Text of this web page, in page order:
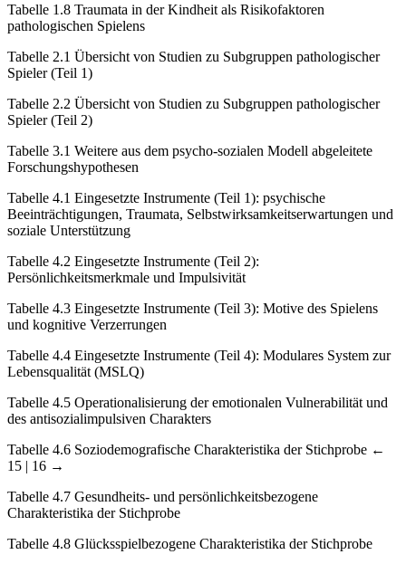
Tabelle 1.8 Traumata in der Kindheit als Risikofaktoren
pathologischen Spielens
Tabelle 2.1 Übersicht von Studien zu Subgruppen pathologischer
Spieler (Teil 1)
Tabelle 2.2 Übersicht von Studien zu Subgruppen pathologischer
Spieler (Teil 2)
Tabelle 3.1 Weitere aus dem psycho-sozialen Modell abgeleitete
Forschungshypothesen
Tabelle 4.1 Eingesetzte Instrumente (Teil 1): psychische
Beeinträchtigungen, Traumata, Selbstwirksamkeitserwartungen und
soziale Unterstützung
Tabelle 4.2 Eingesetzte Instrumente (Teil 2):
Persönlichkeitsmerkmale und Impulsivität
Tabelle 4.3 Eingesetzte Instrumente (Teil 3): Motive des Spielens
und kognitive Verzerrungen
Tabelle 4.4 Eingesetzte Instrumente (Teil 4): Modulares System zur
Lebensqualität (MSLQ)
Tabelle 4.5 Operationalisierung der emotionalen Vulnerabilität und
des antisozialimpulsiven Charakters
Tabelle 4.6 Soziodemografische Charakteristika der Stichprobe ←
15 | 16 →
Tabelle 4.7 Gesundheits- und persönlichkeitsbezogene
Charakteristika der Stichprobe
Tabelle 4.8 Glücksspielbezogene Charakteristika der Stichprobe